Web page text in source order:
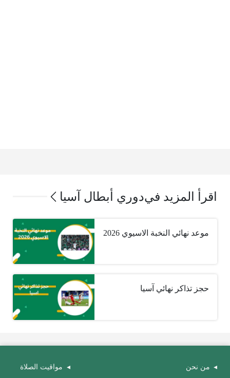
اقرأ المزيد فيدوري أبطال آسيا
موعد نهائي النخبة الاسيوي 2026
حجز تذاكر نهائي آسيا
من نحن مواقيت الصلاة